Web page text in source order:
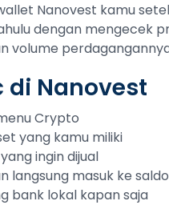
Nanovest kamu
dengan mengecek
volume
di Nanovest
Crypto
yang kamu miliki
ingin dijual
langsung masuk ke
bank lokal kapan saja